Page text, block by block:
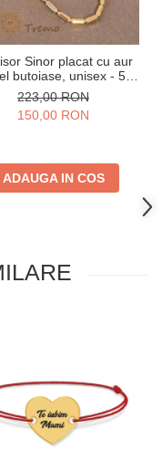
Sinor placat cu aur
butoiase, unisex - 50
cm
223,00 RON
150,00 RON
ADAUGA IN COS